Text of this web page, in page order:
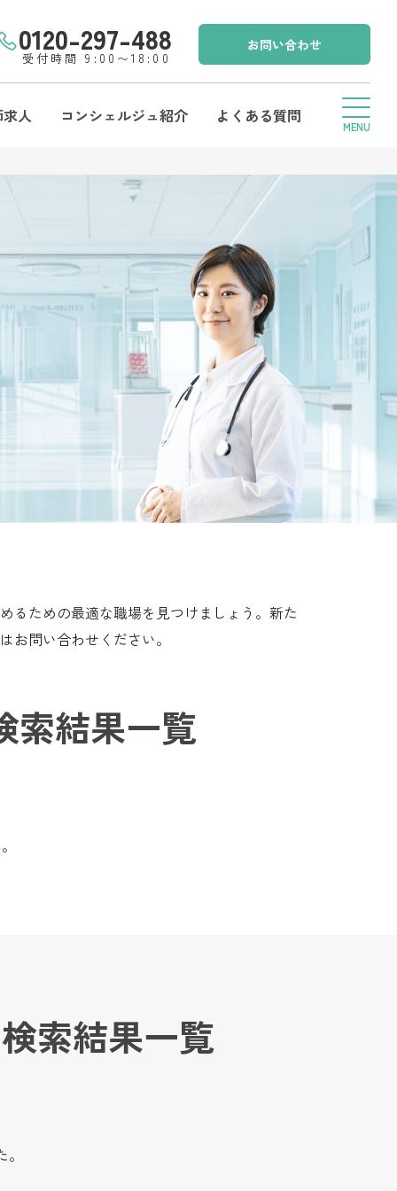
0120-297-488
受付時間 9:00〜18:00
お問い合わせ
人 コンシェルジュ紹介 よくある質問
るための最適な職場を見つけましょう。新た
問い合わせください。
索結果一覧
索結果一覧